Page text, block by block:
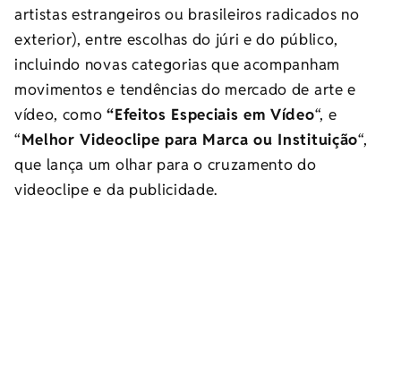
artistas estrangeiros ou brasileiros radicados no
exterior), entre escolhas do júri e do público,
incluindo novas categorias que acompanham
movimentos e tendências do mercado de arte e
vídeo, como“Efeitos Especiais em Vídeo“, e
“Melhor Videoclipe para Marca ou Instituição“,
que lança um olhar para o cruzamento do
videoclipe e da publicidade.